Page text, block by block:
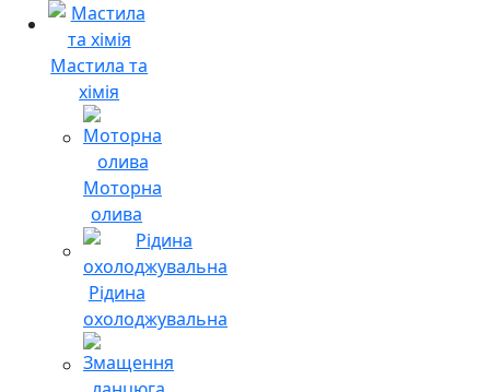
Мастила та
хімія
Моторна
олива
Рідина
охолоджувальна